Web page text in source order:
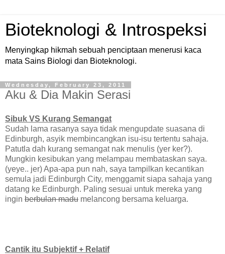
Bioteknologi & Introspeksi
Menyingkap hikmah sebuah penciptaan menerusi kaca
mata Sains Biologi dan Bioteknologi.
Wednesday, February 23, 2011
Aku & Dia Makin Serasi
Sibuk VS Kurang Semangat
Sudah lama rasanya saya tidak mengupdate suasana di
Edinburgh, asyik membincangkan isu-isu tertentu sahaja.
Patutla dah kurang semangat nak menulis (yer ker?).
Mungkin kesibukan yang melampau membataskan saya.
(yeye.. jer) Apa-apa pun nah, saya tampilkan kecantikan
semula jadi Edinburgh City, menggamit siapa sahaja yang
datang ke Edinburgh. Paling sesuai untuk mereka yang
ingin berbulan madu melancong bersama keluarga.
Cantik itu Subjektif + Relatif